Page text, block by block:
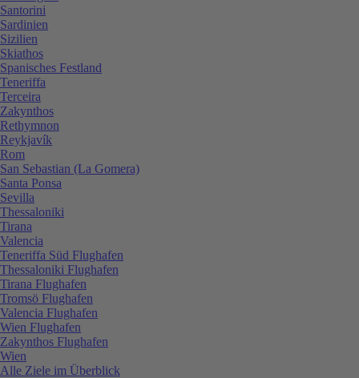
Santorini
Sardinien
Sizilien
Skiathos
Spanisches Festland
Teneriffa
Terceira
Zakynthos
Rethymnon
Reykjavík
Rom
San Sebastian (La Gomera)
Santa Ponsa
Sevilla
Thessaloniki
Tirana
Valencia
Teneriffa Süd Flughafen
Thessaloniki Flughafen
Tirana Flughafen
Tromsö Flughafen
Valencia Flughafen
Wien Flughafen
Zakynthos Flughafen
Wien
Alle Ziele im Überblick